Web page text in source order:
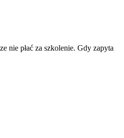
nie płać za szkolenie. Gdy zapyta